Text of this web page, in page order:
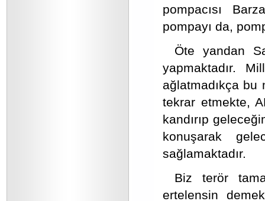
pompacısı
pompayı da,
Öte yandan
yapmaktadır.
ağlatmadıkça bu
tekrar etmekte,
kandırıp
konuşarak
sağlamaktadır.
Biz terör
ertelensin